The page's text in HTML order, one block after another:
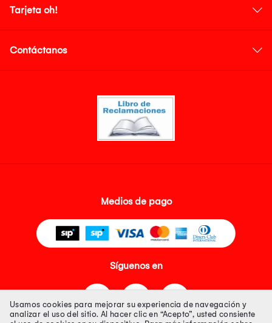
Tarjeta oh!
Contáctanos
Medios de pago
Síguenos en
Usamos cookies para mejorar su experiencia de navegación y
analizar el uso del sitio. Al hacer clic en “Acepto”, usted consiente